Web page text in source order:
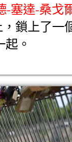
-塞達-桑戈
，鎖上了一
。